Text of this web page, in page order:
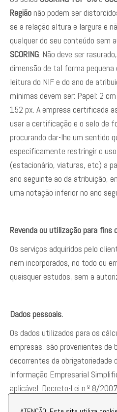
Região não podem ser
se a relação altura e largura e
qualquer do seu conteúdo sem
SCORING. Não deve ser
dimensão de tal forma
leitura do NIF e do ano de
mínimas devem ser: Papel: 2
152 px. A empresa certificada
usar a certificação e o selo de
procurando dar-lhe um sentido
especificamente restringir o
(estacionário, viaturas, etc) a
ano seguinte ao da atribuição,
uma notação inferior no ano
Revenda ou utilização para fins
Os serviços adquiridos pelo
nem incorporados, no todo ou
quaisquer estudos, sem a
Dados pessoais.
Os dados utilizados para os
empresas, são provenientes de
decorrentes da obrigatoriedade
Informação Empresarial
aplicável: Decreto-Lei n.º 8/
pelos Decretos-Lei nºs 73/